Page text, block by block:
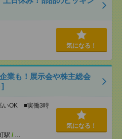
気になる！
業も！展示会や株主総会
]
いOK ■実働3時
駅 / …
気になる！